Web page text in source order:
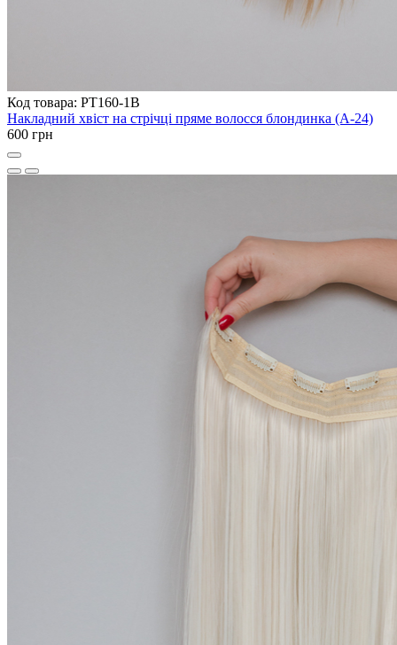
Код товара: PT160-1B
Накладний хвіст на стрічці пряме волосся блондинка (A-24)
600 грн